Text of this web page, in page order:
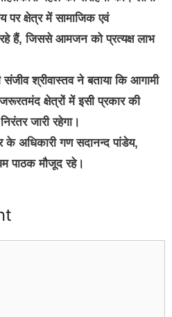
पर क्षेत्र में सामाजिक एवं
हैं, जिससे आमजन को प्रत्यक्ष लाभ
संजीव श्रीवास्तव ने बताया कि आगामी
क्षेत्रों में इसी प्रकार की
जारी रहेगा।
के अधिकारी गण सदानन्द पांडेय,
पाठक मौजूद रहे।